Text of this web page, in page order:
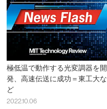
極低温で動作する光変調器を開
発、高速伝送に成功＝東工大な
ど
2022.10.06